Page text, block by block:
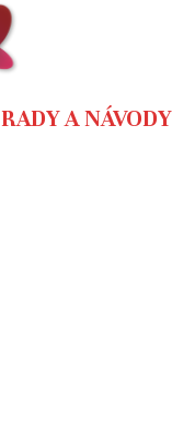
RADY A NÁVODY